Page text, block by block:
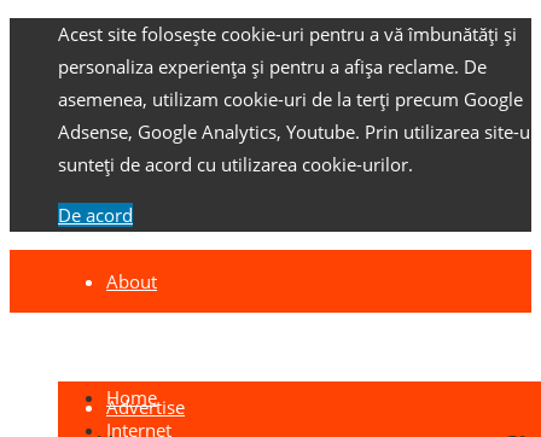
Acest site folosește cookie-uri pentru a vă îmbunătăți și
personaliza experiența și pentru a afișa reclame. De
asemenea, utilizam cookie-uri de la terți precum Google
Adsense, Google Analytics, Youtube. Prin utilizarea site-
sunteți de acord cu utilizarea cookie-urilor.
De acord
About
Advertise
Home
Internet